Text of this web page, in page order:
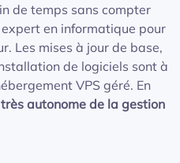
de temps sans compter
expert en informatique pour
Les mises à jour de base,
de logiciels sont à
VPS géré. En
autonome de la gestion